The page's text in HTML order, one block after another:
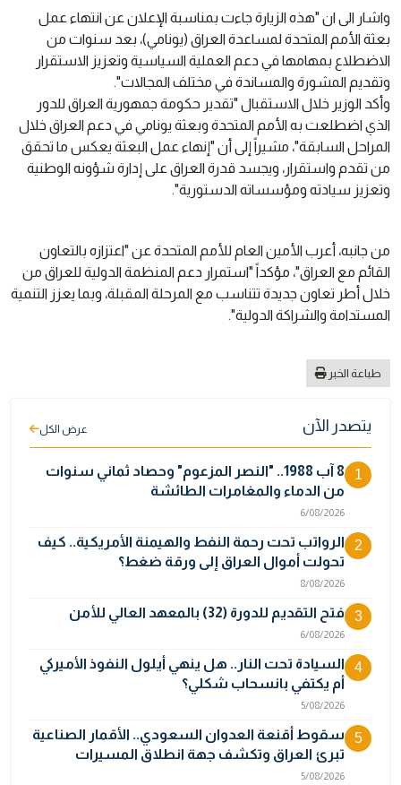
واشار الى ان "هذه الزيارة جاءت بمناسبة الإعلان عن انتهاء عمل
بعثة الأمم المتحدة لمساعدة العراق (يونامي)، بعد سنوات من
الاضطلاع بمهامها في دعم العملية السياسية وتعزيز الاستقرار
وتقديم المشورة والمساندة في مختلف المجالات".
وأكد الوزير خلال الاستقبال "تقدير حكومة جمهورية العراق للدور
الذي اضطلعت به الأمم المتحدة وبعثة يونامي في دعم العراق خلال
المراحل السابقة"، مشيراً إلى أن "إنهاء عمل البعثة يعكس ما تحقق
من تقدم واستقرار، ويجسد قدرة العراق على إدارة شؤونه الوطنية
وتعزيز سيادته ومؤسساته الدستورية".
من جانبه، أعرب الأمين العام للأمم المتحدة عن "اعتزازه بالتعاون
القائم مع العراق"، مؤكداً "استمرار دعم المنظمة الدولية للعراق من
خلال أطر تعاون جديدة تتناسب مع المرحلة المقبلة، وبما يعزز التنمية
المستدامة والشراكة الدولية".
طباعة الخبر
يتصدر الآن عرض الكل
1
8 آب 1988.. "النصر المزعوم" وحصاد ثماني سنوات
من الدماء والمغامرات الطائشة
6/08/2026
2
الرواتب تحت رحمة النفط والهيمنة الأمريكية.. كيف
تحولت أموال العراق إلى ورقة ضغط؟
8/08/2026
3 فتح التقديم للدورة (32) بالمعهد العالي للأمن
6/08/2026
4
السيادة تحت النار.. هل ينهي أيلول النفوذ الأميركي
أم يكتفي بانسحاب شكلي؟
5/08/2026
5
سقوط أقنعة العدوان السعودي.. الأقمار الصناعية
تبرئ العراق وتكشف جهة انطلاق المسيرات
5/08/2026